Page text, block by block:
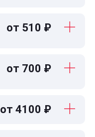
от 510 ₽
от 700 ₽
от 4100 ₽